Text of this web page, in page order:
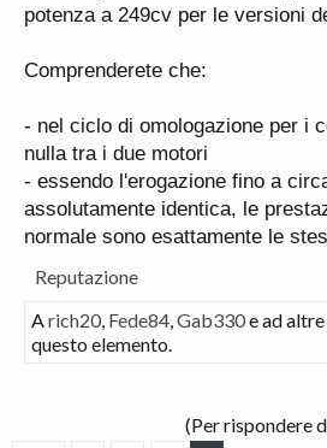
potenza a 249cv per le versioni
Comprenderete che:
- nel ciclo di omologazione per i
nulla tra i due motori
- essendo l'erogazione fino a
assolutamente identica, le
normale sono esattamente le
Reputazione
Arich20, Fede84,Gab330e ad altre
questo elemento.
(Per rispondere